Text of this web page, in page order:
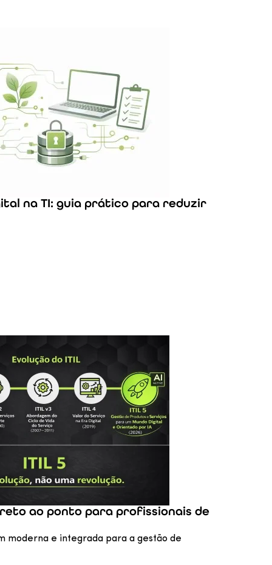
na TI: guia prático para reduzir
ao ponto para profissionais de
moderna e integrada para a gestão de